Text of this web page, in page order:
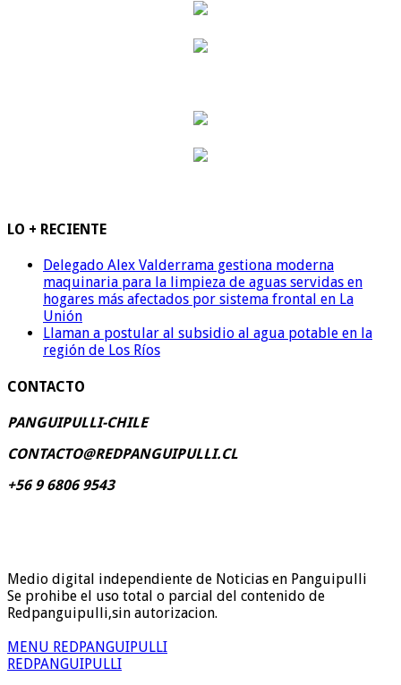
LO + RECIENTE
Delegado Alex Valderrama gestiona moderna
maquinaria para la limpieza de aguas servidas en
hogares más afectados por sistema frontal en La
Unión
Llaman a postular al subsidio al agua potable en la
región de Los Ríos
CONTACTO
PANGUIPULLI-CHILE
CONTACTO@REDPANGUIPULLI.CL
+56 9 6806 9543
Medio digital independiente de Noticias en Panguipulli
Se prohibe el uso total o parcial del contenido de
Redpanguipulli,sin autorizacion.
MENU REDPANGUIPULLI
REDPANGUIPULLI